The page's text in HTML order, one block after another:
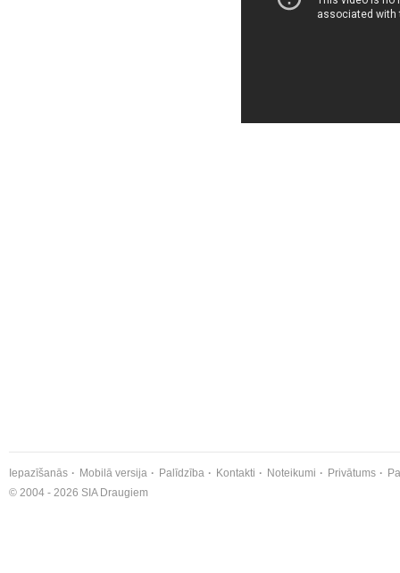
Iepazīšanās Mobilā versija Palīdzība Kontakti Noteikumi Privātums
© 2004 - 2026 SIA Draugiem